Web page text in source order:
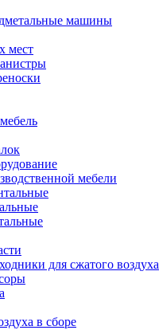
машины
мест
мебели
для сжатого воздуха
в сборе